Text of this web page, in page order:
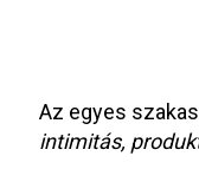
Az egyes
intimitás,